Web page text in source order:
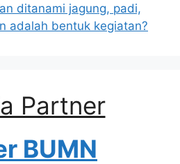
ditanami jagung, padi,
adalah bentuk kegiatan?
Partner
BUMN